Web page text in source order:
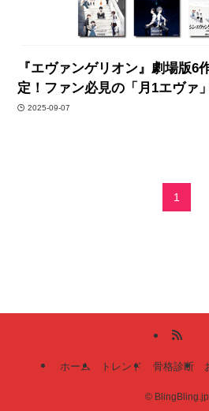
『エヴァンゲリオン』劇場版6
定！ファン必見の「月1エヴァ
2025-09-07
1
ホーム トレンド 骨格診断
©BlingBling.jp